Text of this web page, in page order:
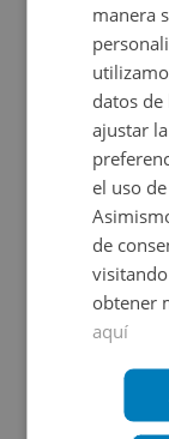
Impuestos no
Rua Calvo
manera
datos de
ajustar
el uso
de
obtener
aquí